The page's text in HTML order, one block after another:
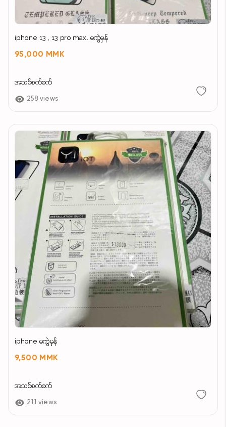
iphone 13 , 13 pro max. မကွဲမှန်
95,000 MMK
အသစ်စက်စက်
258 views
iphone မကွဲမှန်
9,500 MMK
အသစ်စက်စက်
211 views